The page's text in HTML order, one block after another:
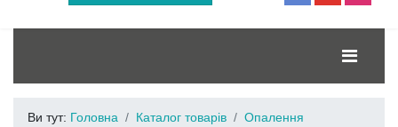
Ви тут: Головна Каталог товарів
Опалення